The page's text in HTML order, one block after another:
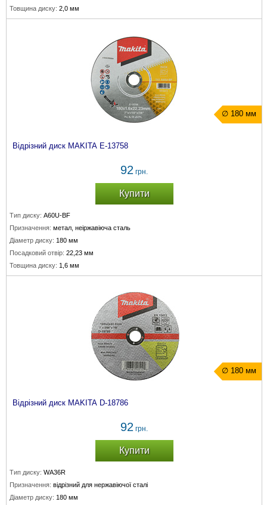
Товщина диску: 2,0 мм
∅ 180 мм
Відрізний диск MAKITA E-13758
92 грн.
Купити
Тип диску: A60U-BF
Призначення: метал, неіржавіюча сталь
Діаметр диску: 180 мм
Посадковий отвір: 22,23 мм
Товщина диску: 1,6 мм
∅ 180 мм
Відрізний диск MAKITA D-18786
92 грн.
Купити
Тип диску: WA36R
Призначення: відрізний для нержавіючої сталі
Діаметр диску: 180 мм